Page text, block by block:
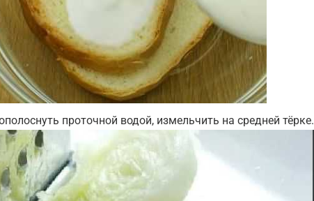
проточной водой, измельчить на средней тёрке.